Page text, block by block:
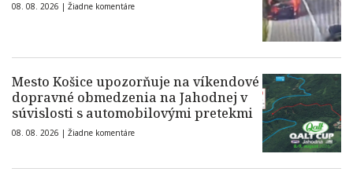
08. 08. 2026 | Žiadne komentáre
Mesto Košice upozorňuje na víkendové
dopravné obmedzenia na Jahodnej v
súvislosti s automobilovými pretekmi
08. 08. 2026 | Žiadne komentáre